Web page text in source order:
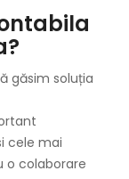
găsim soluția
cele mai
o colaborare